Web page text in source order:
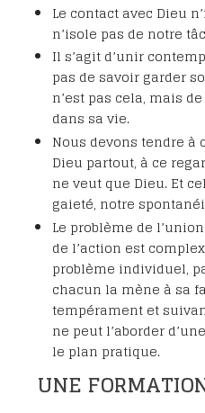
Le contact avec Dieu
n’isole pas de notre
Il s’agit d’unir
pas de savoir garder
n’est pas cela, mais
dans sa vie.
Nous devons tendre à
Dieu partout, à ce
ne veut que Dieu. Et
gaieté, notre
Le problème de
de l’action est
problème individuel,
chacun la mène à sa
tempérament et
ne peut l’aborder
le plan pratique.
UNE